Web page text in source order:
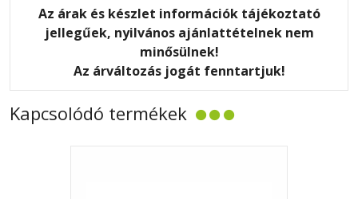
Az árak és készlet információk tájékoztató
jellegűek, nyilvános ajánlattételnek nem
minősülnek!
Az árváltozás jogát fenntartjuk!
Kapcsolódó termékek